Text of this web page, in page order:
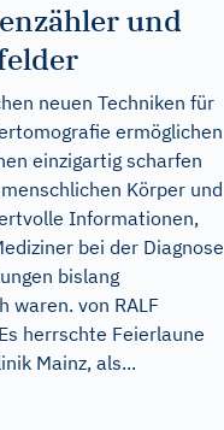
und
neuen Techniken für
ermöglichen
einzigartig scharfen
Körper und
Informationen,
bei der Diagnose
bislang
waren. von RALF
herrschte Feierlaune
Mainz, als...